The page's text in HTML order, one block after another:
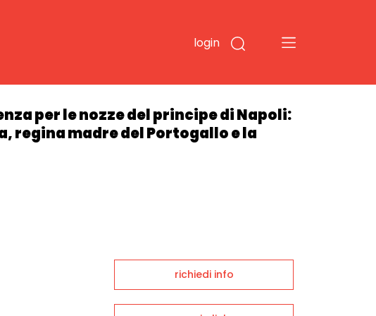
login
per le nozze del principe di Napoli:
regina madre del Portogallo e la
richiedi info